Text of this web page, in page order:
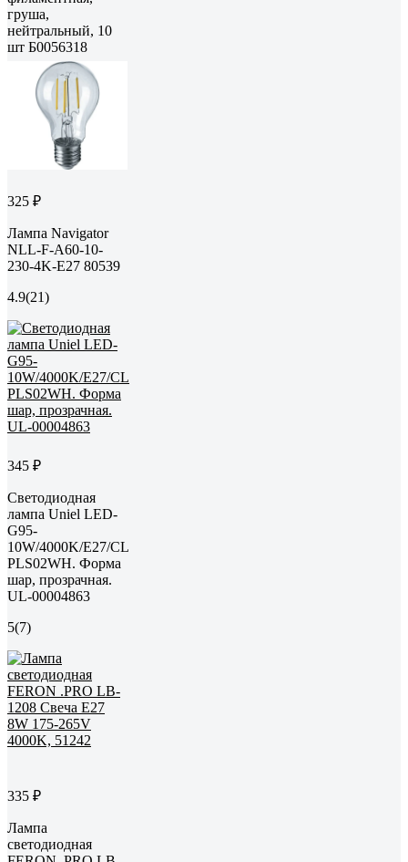
груша,
нейтральный, 10
шт Б0056318
325 ₽
Лампа Navigator
NLL-F-A60-10-
230-4K-E27 80539
4.9(21)
345 ₽
Светодиодная
лампа Uniel LED-
G95-
10W/4000K/E27/CL
PLS02WH. Форма
шар, прозрачная.
UL-00004863
5(7)
335 ₽
Лампа
светодиодная